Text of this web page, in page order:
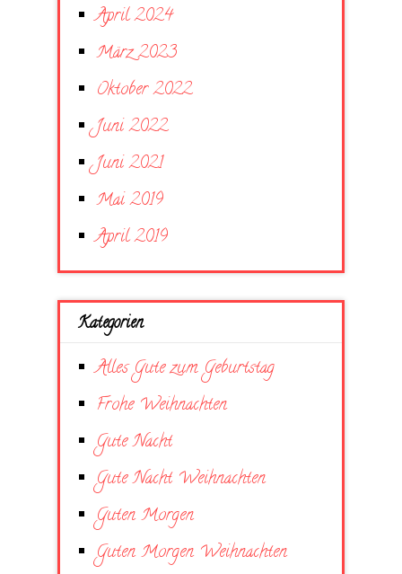
April 2024
März 2023
Oktober 2022
Juni 2022
Juni 2021
Mai 2019
April 2019
Kategorien
Alles Gute zum Geburtstag
Frohe Weihnachten
Gute Nacht
Gute Nacht Weihnachten
Guten Morgen
Guten Morgen Weihnachten